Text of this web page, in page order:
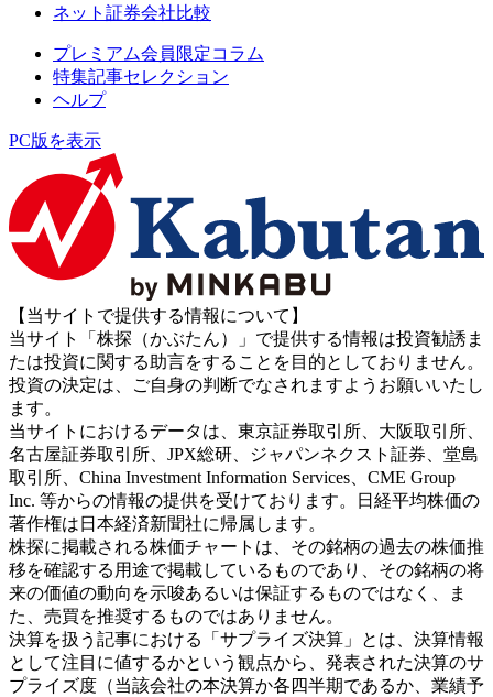
ネット証券会社比較
プレミアム会員限定コラム
特集記事セレクション
ヘルプ
PC版を表示
【当サイトで提供する情報について】
当サイト「株探（かぶたん）」で提供する情報は投資勧誘ま
たは投資に関する助言をすることを目的としておりません。
投資の決定は、ご自身の判断でなされますようお願いいたし
ます。
当サイトにおけるデータは、東京証券取引所、大阪取引所、
名古屋証券取引所、JPX総研、ジャパンネクスト証券、堂島
取引所、China Investment Information Services、CME Group
Inc. 等からの情報の提供を受けております。日経平均株価の
著作権は日本経済新聞社に帰属します。
株探に掲載される株価チャートは、その銘柄の過去の株価推
移を確認する用途で掲載しているものであり、その銘柄の将
来の価値の動向を示唆あるいは保証するものではなく、ま
た、売買を推奨するものではありません。
決算を扱う記事における「サプライズ決算」とは、決算情報
として注目に値するかという観点から、発表された決算のサ
プライズ度（当該会社の本決算か各四半期であるか、業績予